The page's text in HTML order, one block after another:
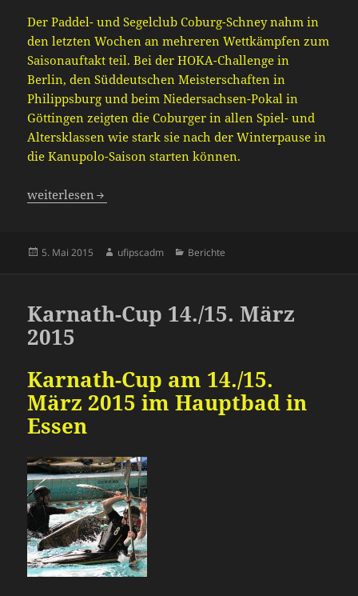
Der Paddel- und Segelclub Coburg-Schney nahm in
den letzten Wochen an mehreren Wettkämpfen zum
Saisonauftakt teil. Bei der HOKA-Challenge in
Berlin, den Süddeutschen Meisterschaften in
Philippsburg und beim Niedersachsen-Pokal in
Göttingen zeigten die Coburger in allen Spiel- und
Altersklassen wie stark sie nach der Winterpause in
die Kanupolo-Saison starten können.
Kanupolo – Start in die Saison 2015
weiterlesen
Veröffentlicht
5. Mai 2015 Autor
ufipscadm Kategorien
Berichte
Karnath-Cup 14./15. März
2015
Karnath-Cup am 14./15.
März 2015 im Hauptbad in
Essen